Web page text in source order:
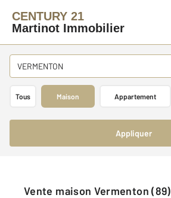
CENTURY 21
Martinot Immobilier
VERMENTON
Tous Maison Appartement
Appliquer
Vente maison Vermenton (89)